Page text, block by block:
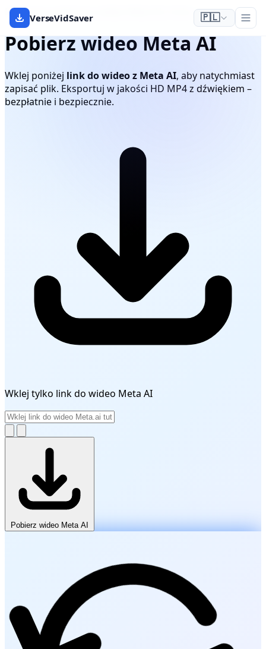
VerseVidSaver 🇵🇱
Darmowy pobieracz wideo Meta AI z linku
Pobierz wideo Meta AI
Wklej poniżej link do wideo z Meta AI, aby natychmiast
zapisać plik. Eksportuj w jakości HD MP4 z dźwiękiem –
bezpłatnie i bezpiecznie.
Wklej tylko link do wideo Meta AI
Pobierz wideo Meta AI